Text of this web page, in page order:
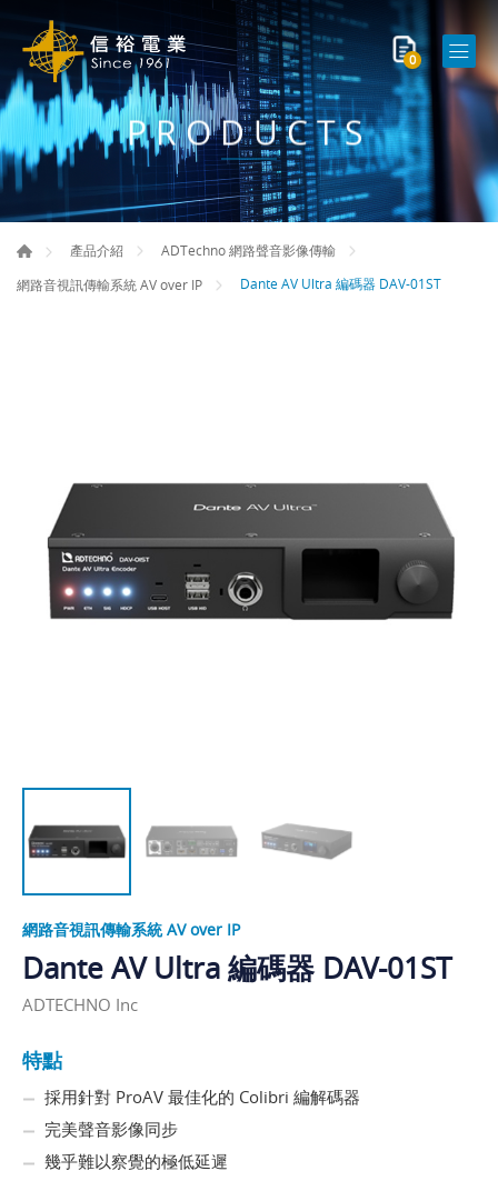
0
PRODUCTS
產品介紹
ADTechno 網路聲音影像傳輸
網路音視訊傳輸系統 AV over IP
Dante AV Ultra 編碼器 DAV-01ST
網路音視訊傳輸系統 AV over IP
Dante AV Ultra 編碼器 DAV-01ST
ADTECHNO Inc
特點
採用針對 ProAV 最佳化的 Colibri 編解碼器
完美聲音影像同步
幾乎難以察覺的極低延遲